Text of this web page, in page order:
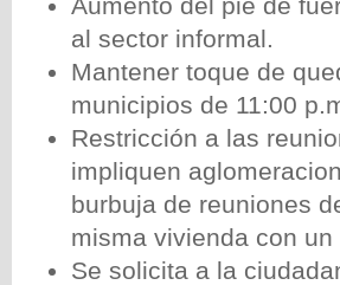
al sector informal.
Mantener toque de
municipios de 11:00
Restricción a las
impliquen
burbuja de reuniones
misma vivienda con
Se solicita a la